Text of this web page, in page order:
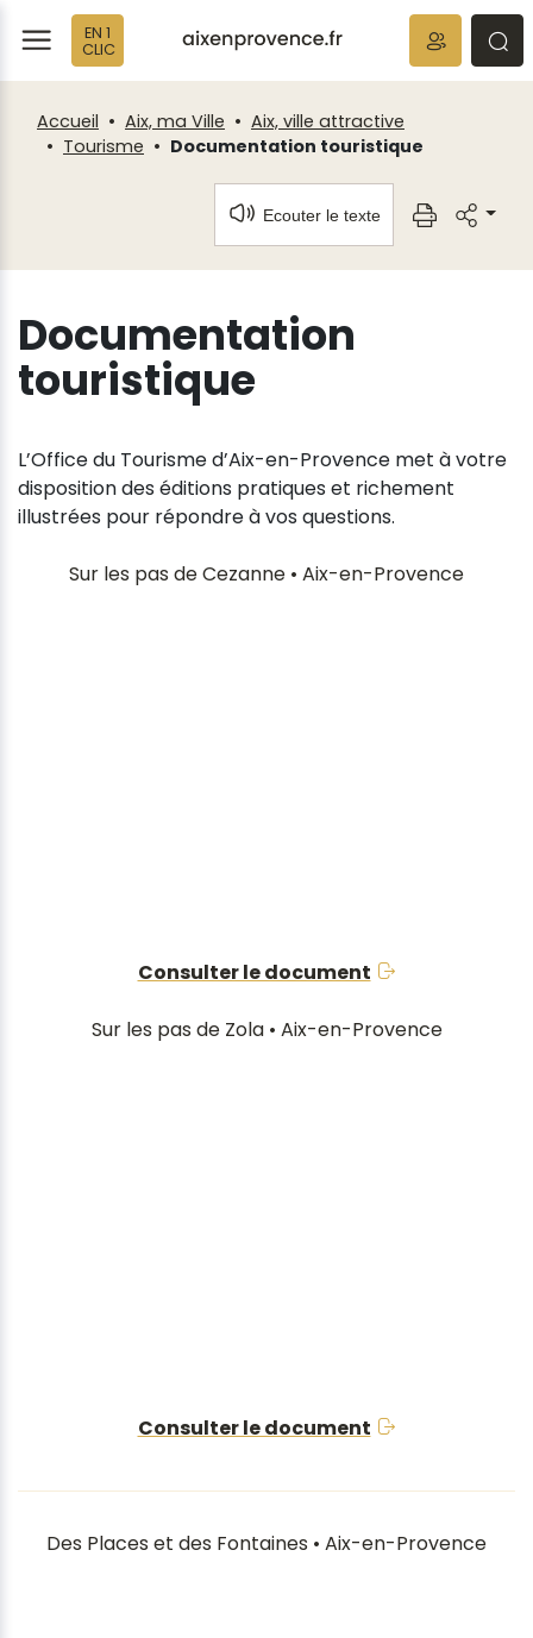
EN 1
CLIC
Accueil Aix, ma Ville
Aix, ville attractive
Tourisme
Documentation touristique
Ecouter le texte
Documentation
touristique
L’Office du Tourisme d’Aix-en-Provence met à votre
disposition des éditions pratiques et richement
illustrées pour répondre à vos questions.
Sur les pas de Cezanne • Aix-en-Provence
Consulter le document
Sur les pas de Zola • Aix-en-Provence
Consulter le document
Des Places et des Fontaines • Aix-en-Provence
Panneau de gestion des cookies